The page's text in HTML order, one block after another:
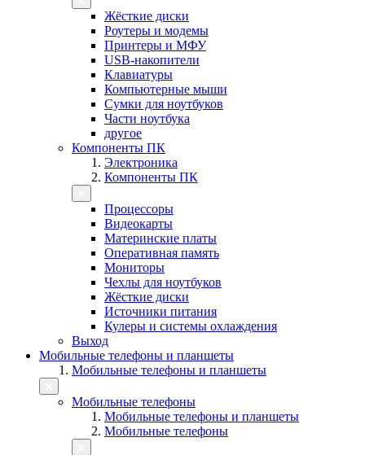
Жёсткие диски
Роутеры и модемы
Принтеры и МФУ
USB-накопители
Клавиатуры
Компьютерные мыши
Сумки для ноутбуков
Части ноутбука
другое
Компоненты ПК
Электроника
Компоненты ПК
Процессоры
Видеокарты
Материнские платы
Оперативная память
Мониторы
Чехлы для ноутбуков
Жёсткие диски
Источники питания
Кулеры и системы охлаждения
Выход
Мобильные телефоны и планшеты
Мобильные телефоны и планшеты
Мобильные телефоны
Мобильные телефоны и планшеты
Мобильные телефоны